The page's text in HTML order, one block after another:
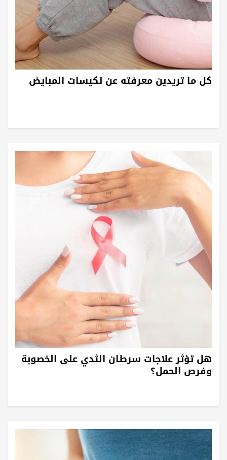
كل ما تريدين معرفته عن تكيسات المبايض
هل تؤثر علاجات سرطان الثدي على الخصوبة
وفرص الحمل؟